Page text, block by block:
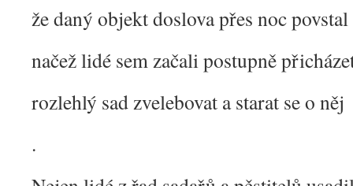
že daný objekt doslova přes noc
načež lidé sem začali postupně
rozlehlý sad zvelebovat a starat se o něj
.